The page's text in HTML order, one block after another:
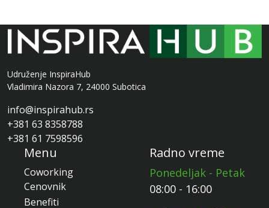
Udruženje InspiraHub
Vladimira Nazora 7, 24000 Subotica
info@inspirahub.rs
+381 63 8358788
+381 61 7598596
Menu
Coworking
Cenovnik
Benefiti
Radno vreme
Ponedeljak - Petak
08:00 - 16:00